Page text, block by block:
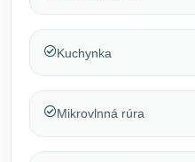
Kuchynka
Mikrovlnná rúra